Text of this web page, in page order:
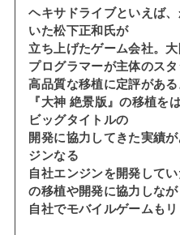
ヘキサドライブといえば
いた松下正和氏が
立ち上げたゲーム会社。大
プログラマーが主体のス
高品質な移植に定評がある
『大神 絶景版』の移植を
ビッグタイトルの
開発に協力してきた実績
ジンなる
自社エンジンを開発して
の移植や開発に協力しなが
自社でモバイルゲームもリ